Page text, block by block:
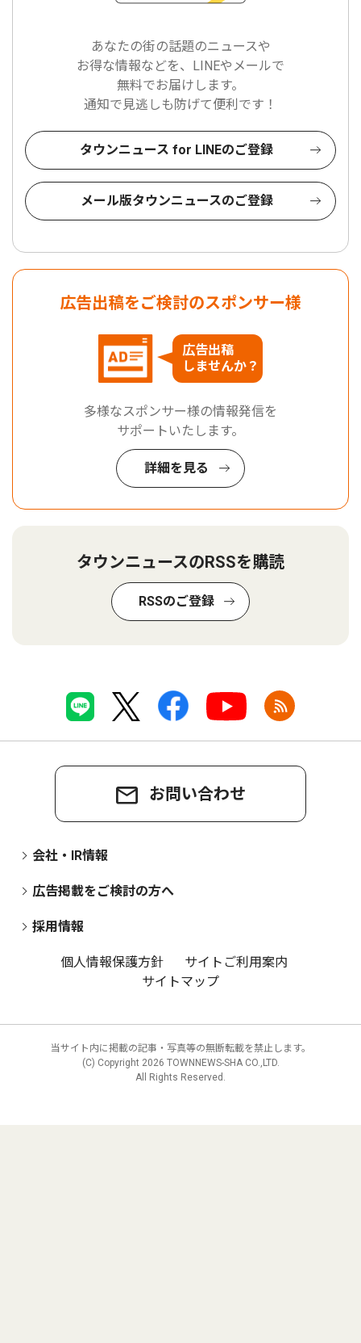
あなたの街の話題のニュースや
お得な情報などを、LINEやメールで
無料でお届けします。
通知で見逃しも防げて便利です！
タウンニュース for LINEのご登録
メール版タウンニュースのご登録
広告出稿をご検討のスポンサー様
広告出稿
しませんか？
多様なスポンサー様の情報発信を
サポートいたします。
詳細を見る
タウンニュースのRSSを購読
RSSのご登録
お問い合わせ
会社・IR情報
広告掲載をご検討の方へ
採用情報
個人情報保護方針
サイトご利用案内
サイトマップ
当サイト内に掲載の記事・写真等の無断転載を禁止します。
(C) Copyright 2026 TOWNNEWS-SHA CO.,LTD.
All Rights Reserved.